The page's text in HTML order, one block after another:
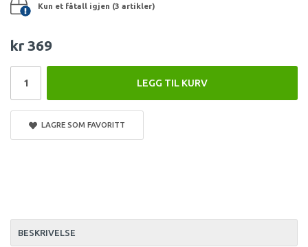
Kun et fåtall igjen (3 artikler)
kr 369
LEGG TIL KURV
LAGRE SOM FAVORITT
BESKRIVELSE